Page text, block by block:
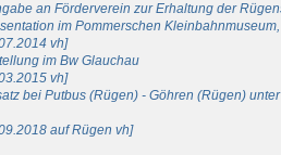
an Förderverein zur Erhaltung der
im Pommerschen
vh]
im Bw Glauchau
vh]
bei Putbus (Rügen) - Göhren (Rügen)
auf Rügen vh]